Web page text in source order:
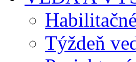
Týždeň